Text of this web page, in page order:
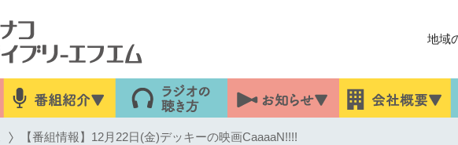
地域
【番組情報】12月22日(金)デッキーの映画CaaaaN!!!!